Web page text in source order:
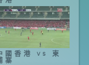
國香港 vs 柬
寨